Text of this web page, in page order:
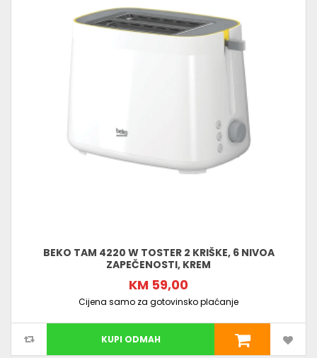
BEKO TAM 4220 W TOSTER 2 KRIŠKE, 6 NIVOA
ZAPEČENOSTI, KREM
KM 59,00
Cijena samo za gotovinsko plaćanje
KUPI ODMAH